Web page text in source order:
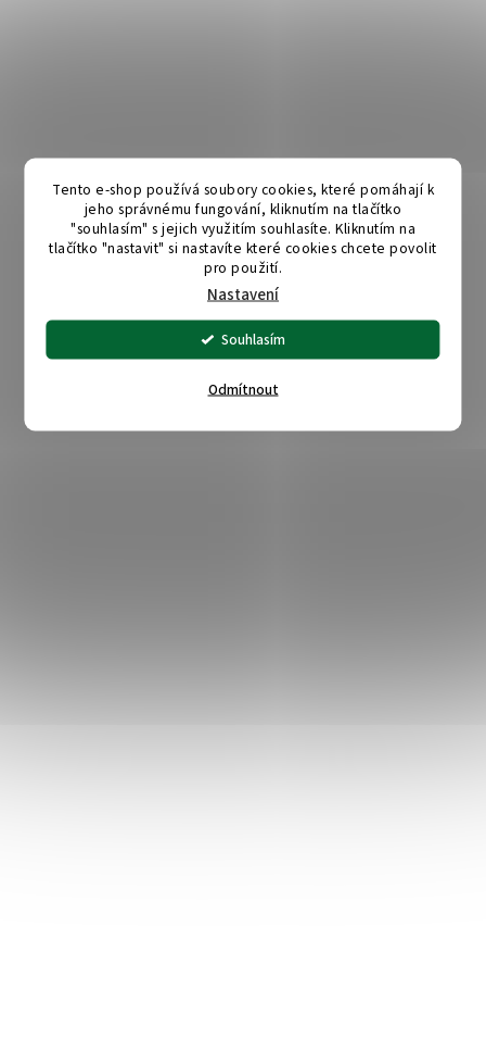
Tento e-shop používá soubory cookies, které pomáhají k
jeho správnému fungování, kliknutím na tlačítko
"souhlasím" s jejich využitím souhlasíte. Kliknutím na
tlačítko "nastavit" si nastavíte které cookies chcete povolit
pro použití.
Nastavení
Odmítnout
Souhlasím